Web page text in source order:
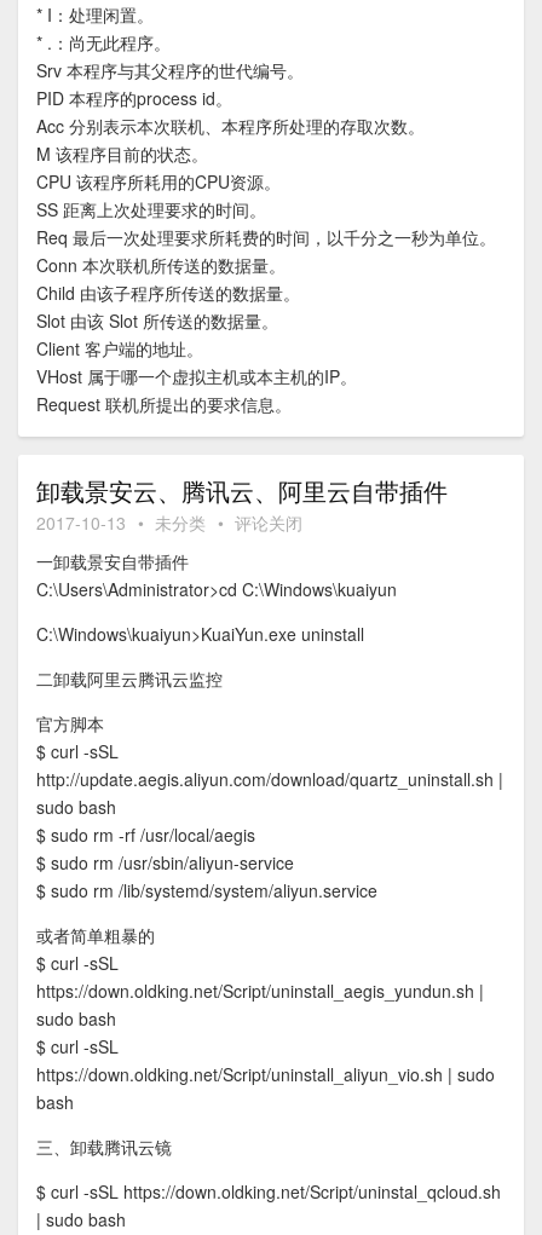
* I：处理闲置。
* .：尚无此程序。
Srv 本程序与其父程序的世代编号。
PID 本程序的process id。
Acc 分别表示本次联机、本程序所处理的存取次数。
M 该程序目前的状态。
CPU 该程序所耗用的CPU资源。
SS 距离上次处理要求的时间。
Req 最后一次处理要求所耗费的时间，以千分之一秒为单位。
Conn 本次联机所传送的数据量。
Child 由该子程序所传送的数据量。
Slot 由该 Slot 所传送的数据量。
Client 客户端的地址。
VHost 属于哪一个虚拟主机或本主机的IP。
Request 联机所提出的要求信息。
卸载景安云、腾讯云、阿里云自带插件
2017-10-13 • 未分类 • 评论关闭
一卸载景安自带插件
C:\Users\Administrator>cd C:\Windows\kuaiyun
C:\Windows\kuaiyun>KuaiYun.exe uninstall
二卸载阿里云腾讯云监控
官方脚本
$ curl -sSL
http://update.aegis.aliyun.com/download/quartz_uninstall.sh |
sudo bash
$ sudo rm -rf /usr/local/aegis
$ sudo rm /usr/sbin/aliyun-service
$ sudo rm /lib/systemd/system/aliyun.service
或者简单粗暴的
$ curl -sSL
https://down.oldking.net/Script/uninstall_aegis_yundun.sh |
sudo bash
$ curl -sSL
https://down.oldking.net/Script/uninstall_aliyun_vio.sh | sudo
bash
三、卸载腾讯云镜
$ curl -sSL https://down.oldking.net/Script/uninstal_qcloud.sh
| sudo bash